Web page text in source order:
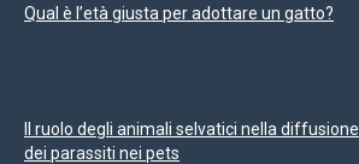
Qual è l’età giusta per adottare un gatto?
Il ruolo degli animali selvatici nella diffusione
dei parassiti nei pets